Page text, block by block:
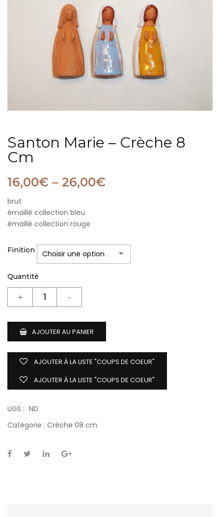
Santon Marie – Crèche 8
Cm
16,00€ – 26,00€
brut
émaillé collection bleu
émaillé collection rouge
Finition
Quantité
AJOUTER AU PANIER
AJOUTER À LA LISTE "COUPS DE COEUR"
AJOUTER À LA LISTE "COUPS DE COEUR"
UGS : ND
Catégorie : Crèche 08 cm